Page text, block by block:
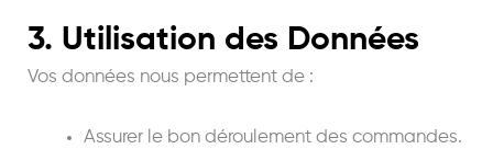
3. Utilisation des Données
Vos données nous permettent de :
Assurer le bon déroulement des commandes.